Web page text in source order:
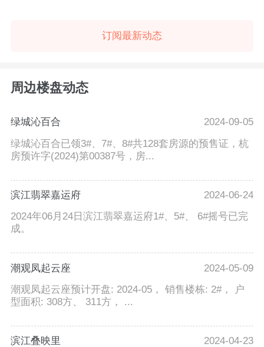
订阅最新动态
周边楼盘动态
绿城沁百合
2024-09-05
绿城沁百合已领3#、7#、8#共128套房源的预售证，杭
房预许字(2024)第00387号，房...
滨江翡翠嘉运府
2024-06-24
2024年06月24日滨江翡翠嘉运府1#、5#、 6#摇号已完
成。
潮观凤起云座
2024-05-09
潮观凤起云座预计开盘: 2024-05， 销售楼栋: 2#， 户
型面积: 308方、 311方， ...
滨江叠映里 2024-04-23